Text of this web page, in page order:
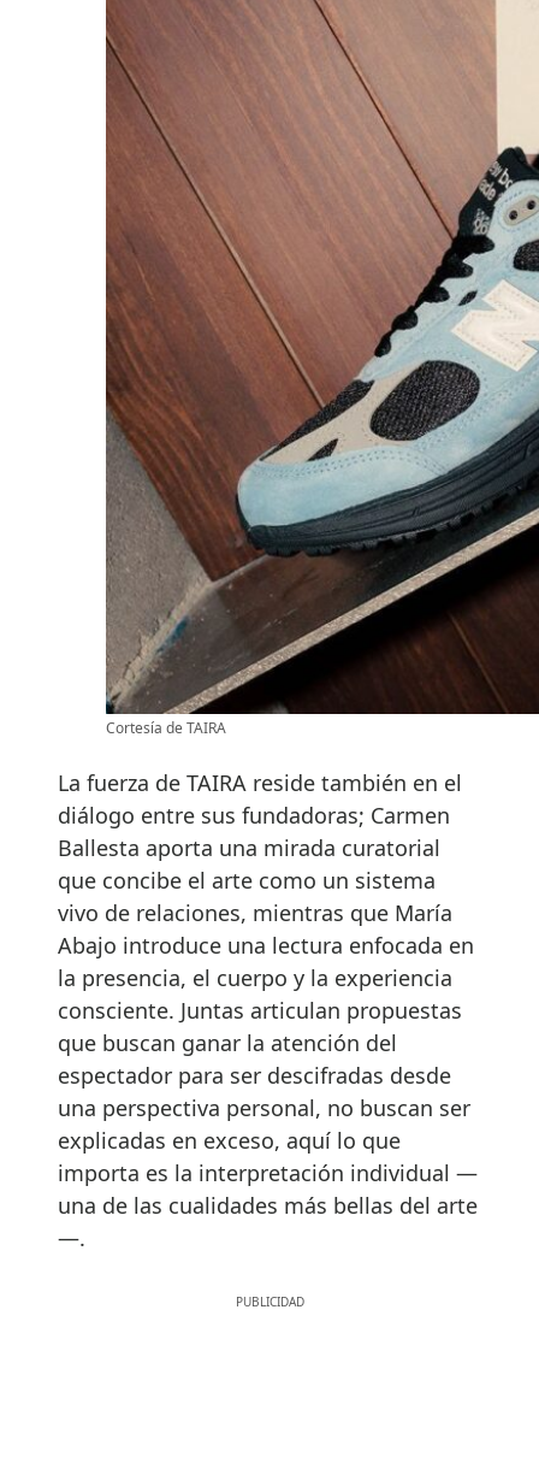
Cortesía de TAIRA
La fuerza de TAIRA reside también en el
diálogo entre sus fundadoras; Carmen
Ballesta aporta una mirada curatorial
que concibe el arte como un sistema
vivo de relaciones, mientras que María
Abajo introduce una lectura enfocada en
la presencia, el cuerpo y la experiencia
consciente. Juntas articulan propuestas
que buscan ganar la atención del
espectador para ser descifradas desde
una perspectiva personal, no buscan ser
explicadas en exceso, aquí lo que
importa es la interpretación individual —
una de las cualidades más bellas del arte
—.